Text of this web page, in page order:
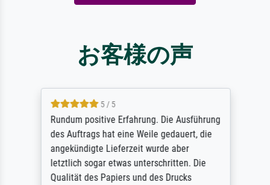
お客様の声
5 / 5
Rundum positive Erfahrung. Die Ausführung
des Auftrags hat eine Weile gedauert, die
angekündigte Lieferzeit wurde aber
letztlich sogar etwas unterschritten. Die
Qualität des Papiers und des Drucks